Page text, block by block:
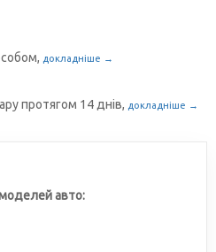
докладніше →
протягом 14 днів, докладніше →
авто: